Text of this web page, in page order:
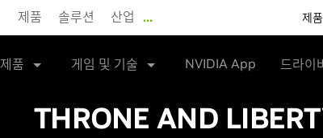
제품 솔루션 산업 … 제
제품 게임 및 기술 NVIDIA App 드라이
THRONE AND